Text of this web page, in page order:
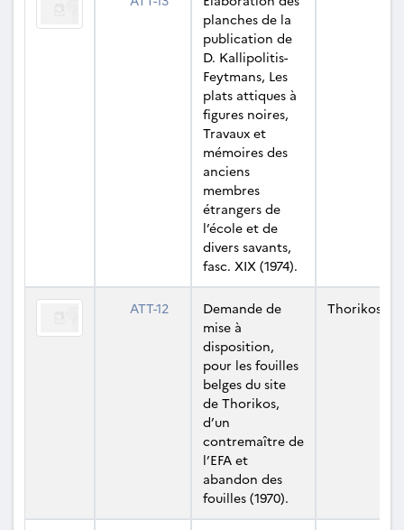
planches de la
publication de
D. Kallipolitis-
Feytmans, Les
plats attiques à
figures noires,
Travaux et
mémoires des
anciens
membres
étrangers de
l’école et de
divers savants,
fasc. XIX (1974).
ATT-12
Demande de
mise à
disposition,
pour les fouilles
belges du site
de Thorikos,
d’un
contremaître de
l’EFA et
abandon des
fouilles (1970).
Thorikos